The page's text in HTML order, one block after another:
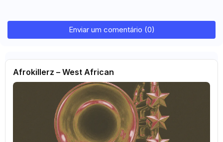
Enviar um comentário (0)
Afrokillerz – West African